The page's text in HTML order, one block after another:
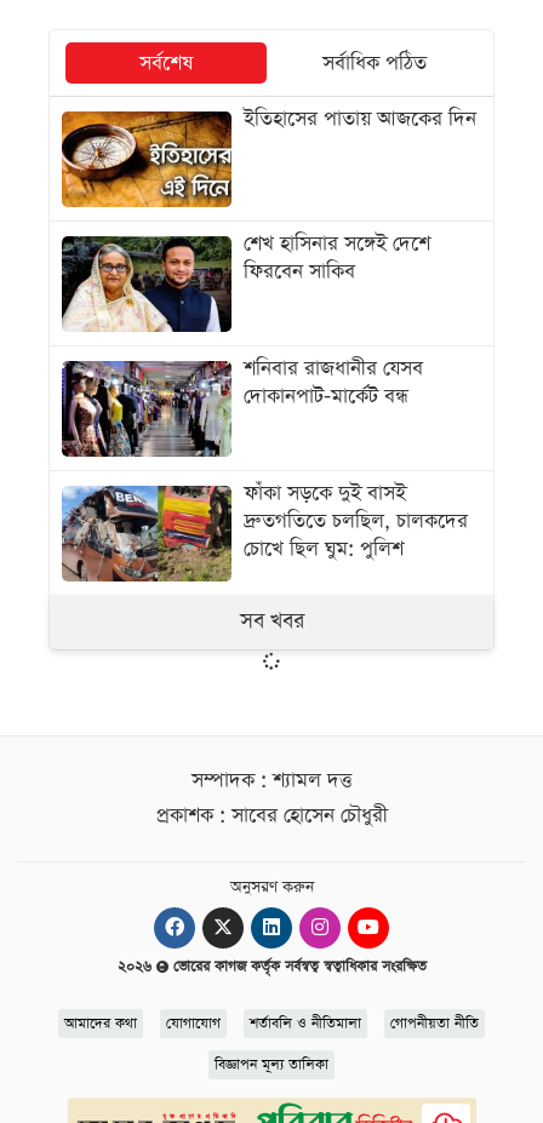
সর্বশেষ
সর্বাধিক পঠিত
ইতিহাসের পাতায় আজকের দিন
শেখ হাসিনার সঙ্গেই দেশে
ফিরবেন সাকিব
শনিবার রাজধানীর যেসব
দোকানপাট-মার্কেট বন্ধ
ফাঁকা সড়কে দুই বাসই
দ্রুতগতিতে চলছিল, চালকদের
চোখে ছিল ঘুম: পুলিশ
সব খবর
সম্পাদক : শ্যামল দত্ত
প্রকাশক : সাবের হোসেন চৌধুরী
অনুসরণ করুন
২০২৬ ভোরের কাগজ কর্তৃক সর্বস্বত্ব স্বত্বাধিকার সংরক্ষিত
আমাদের কথা যোগাযোগ শর্তাবলি ও নীতিমালা গোপনীয়তা নীতি
বিজ্ঞাপন মূল্য তালিকা